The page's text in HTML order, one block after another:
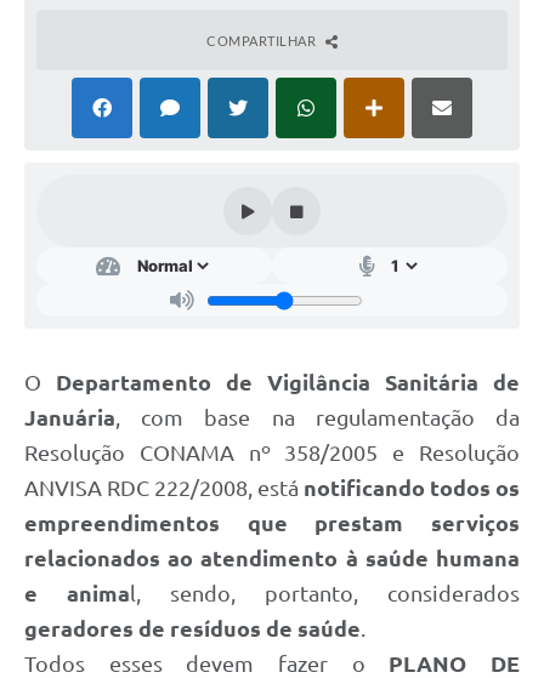
Ouvidoria
Diário Oficial
Links
Enquete
SIC
COMPARTILHAR
O Departamento de Vigilância Sanitária de
Januária, com base na regulamentação da
Resolução CONAMA nº 358/2005 e Resolução
ANVISA RDC 222/2008, está notificando todos os
empreendimentos que prestam serviços
relacionados ao atendimento à saúde humana
e animal, sendo, portanto, considerados
geradores de resíduos de saúde.
Todos esses devem fazer o PLANO DE